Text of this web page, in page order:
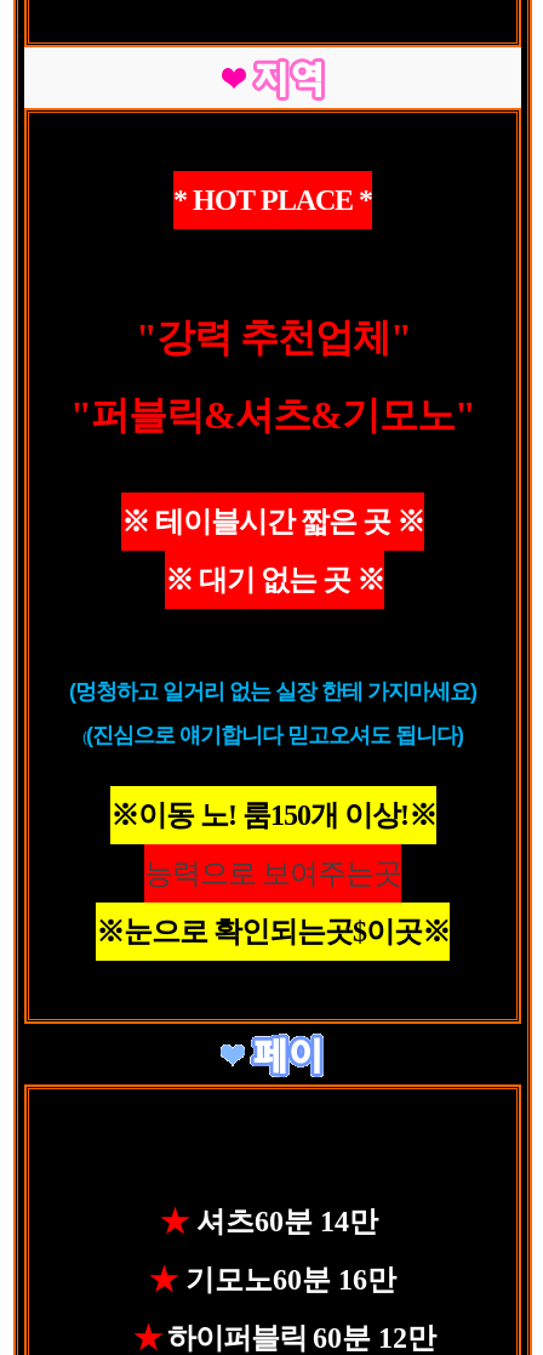
* HOT PLACE *
"강력 추천업체"
"퍼블릭&셔츠&기모노"
※ 테이블시간 짧은 곳 ※
※ 대기 없는 곳 ※
(멍청하고 일거리 없는 실장 한테 가지마세요)
((진심으로 얘기합니다 믿고오셔도 됩니다)
※이동 노! 룸150개 이상!※
능력으로 보여주는곳
※눈으로 확인되는곳$이곳※
★ 셔츠60분 14만
★ 기모노60분 16만
★하이퍼블릭 60분 12만